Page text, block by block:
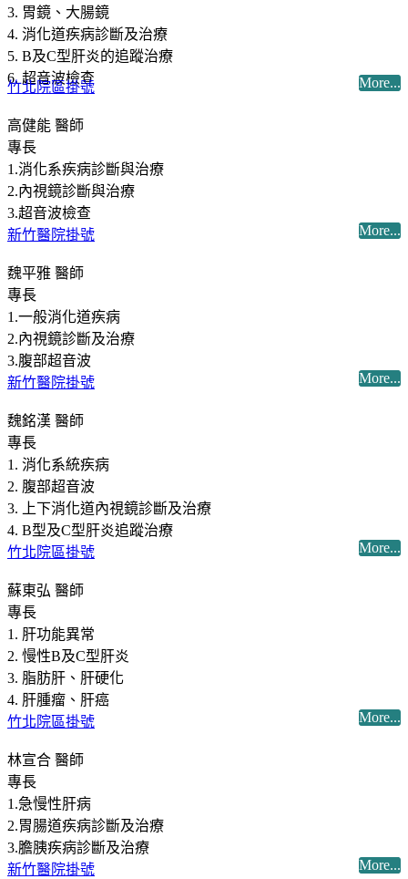
3. 胃鏡、大腸鏡
4. 消化道疾病診斷及治療
5. B及C型肝炎的追蹤治療
6. 超音波檢查
More...
竹北院區掛號
高健能 醫師
專長
1.消化系疾病診斷與治療
2.內視鏡診斷與治療
3.超音波檢查
More...
新竹醫院掛號
魏平雅 醫師
專長
1.一般消化道疾病
2.內視鏡診斷及治療
3.腹部超音波
More...
新竹醫院掛號
魏銘漢 醫師
專長
1. 消化系統疾病
2. 腹部超音波
3. 上下消化道內視鏡診斷及治療
4. B型及C型肝炎追蹤治療
More...
竹北院區掛號
蘇東弘 醫師
專長
1. 肝功能異常
2. 慢性B及C型肝炎
3. 脂肪肝、肝硬化
4. 肝腫瘤、肝癌
More...
竹北院區掛號
林宣合 醫師
專長
1.急慢性肝病
2.胃腸道疾病診斷及治療
3.膽胰疾病診斷及治療
More...
新竹醫院掛號